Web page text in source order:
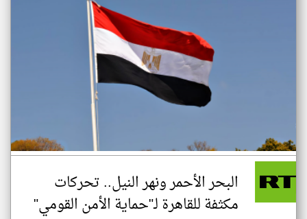
البحر الأحمر ونهر النيل.. تحركات
مكثفة للقاهرة لـ"حماية الأمن القومي"